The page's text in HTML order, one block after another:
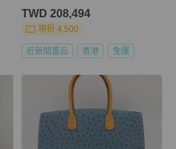
TWD 208,494
現折 4,500
近新閒置品 香港 免運